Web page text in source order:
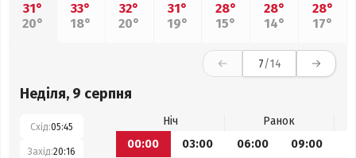
31°
20°
33°
18°
32°
20°
31°
19°
28°
15°
28°
14°
28°
17°
7/14
Неділя, 9 серпня
Схід:05:45
Захід:20:16
Ніч
Ранок
00:00
03:00 06:00 09:00